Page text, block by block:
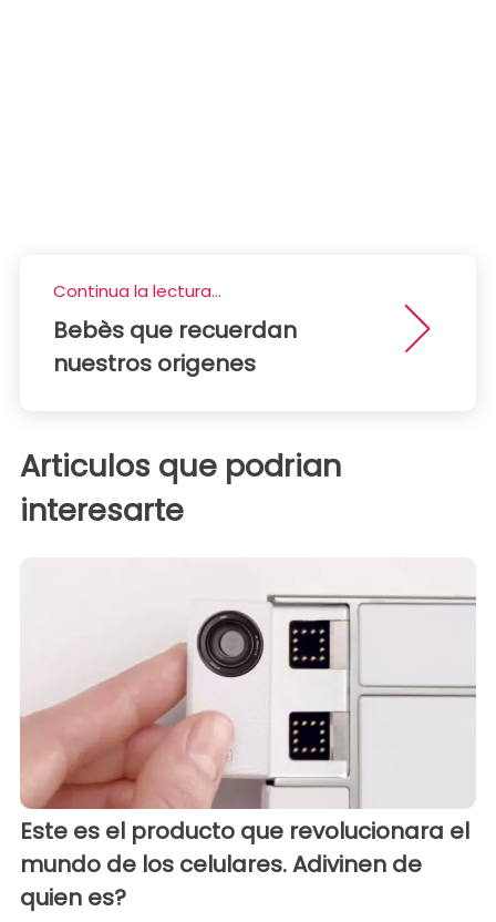
Continua la lectura...
Bebès que recuerdan
nuestros origenes
Articulos que podrian
interesarte
Este es el producto que revolucionara el
mundo de los celulares. Adivinen de
quien es?